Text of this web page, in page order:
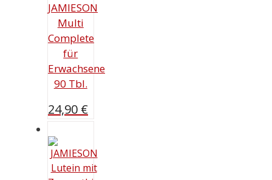
JAMIESON
Multi
Complete
für
Erwachsene
90 Tbl.
24,90 €